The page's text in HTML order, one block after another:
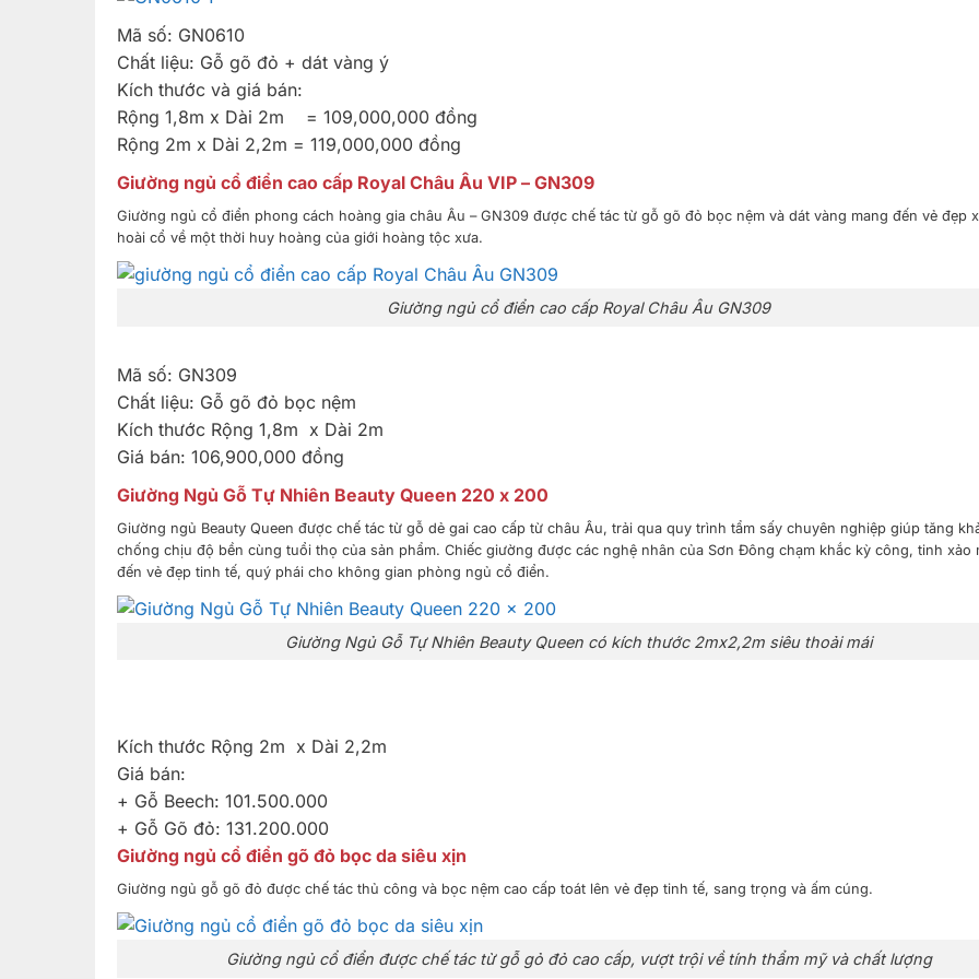
Mã số: GN0610
Chất liệu: Gỗ gõ đỏ + dát vàng ý
Kích thước và giá bán:
Rộng 1,8m x Dài 2m = 109,000,000 đồng
Rộng 2m x Dài 2,2m = 119,000,000 đồng
Giường ngủ cổ điển cao cấp Royal Châu Âu VIP – GN309
Giường ngủ cổ điển phong cách hoàng gia châu Âu – GN309 được chế tác từ gỗ gõ đỏ bọc nệm và dát vàng mang đến vẻ đẹp
hoài cổ về một thời huy hoàng của giới hoàng tộc xưa.
Giường ngủ cổ điển cao cấp Royal Châu Âu GN309
Mã số: GN309
Chất liệu: Gỗ gõ đỏ bọc nệm
Kích thước Rộng 1,8m x Dài 2m
Giá bán: 106,900,000 đồng
Giường Ngủ Gỗ Tự Nhiên Beauty Queen 220 x 200
Giường ngủ Beauty Queen được chế tác từ gỗ dẻ gai cao cấp từ châu Âu, trải qua quy trình tẩm sấy chuyên nghiệp giúp tăng
chống chịu độ bền cùng tuổi thọ của sản phẩm. Chiếc giường được các nghệ nhân của Sơn Đông chạm khắc kỳ công, tinh xảo
đến vẻ đẹp tinh tế, quý phái cho không gian phòng ngủ cổ điển.
Giường Ngủ Gỗ Tự Nhiên Beauty Queen có kích thước 2mx2,2m siêu thoải mái
Kích thước Rộng 2m x Dài 2,2m
Giá bán:
+ Gỗ Beech: 101.500.000
+ Gỗ Gõ đỏ: 131.200.000
Giường ngủ cổ điển gõ đỏ bọc da siêu xịn
Giường ngủ gỗ gõ đỏ được chế tác thủ công và bọc nệm cao cấp toát lên vẻ đẹp tinh tế, sang trọng và ấm cúng.
Giường ngủ cổ điển được chế tác từ gỗ gỏ đỏ cao cấp, vượt trội về tính thẩm mỹ và chất lượng